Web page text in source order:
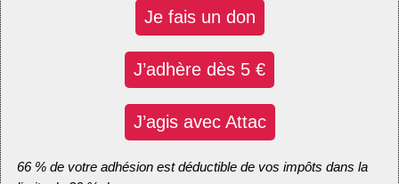
Je fais un don
J’adhère dès 5 €
J’agis avec Attac
66 % de votre adhésion est déductible de vos impôts dans la